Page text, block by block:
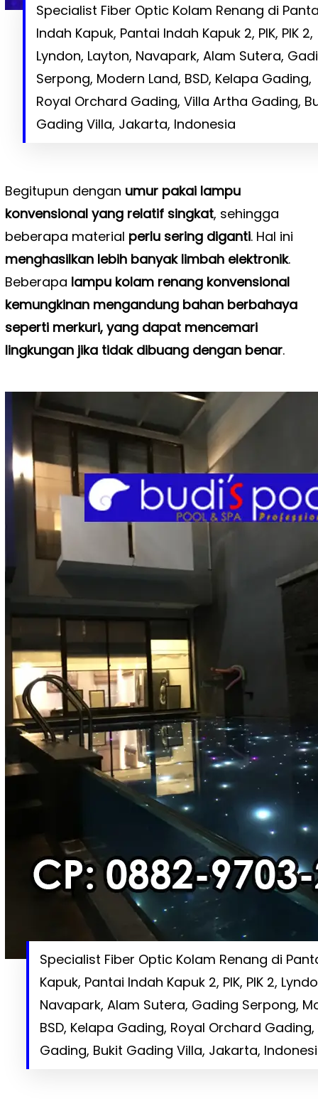
Specialist Fiber Optic Kolam Renang di
Indah Kapuk, Pantai Indah Kapuk 2, PIK, PIK 2,
Lyndon, Layton, Navapark, Alam Sutera,
Serpong, Modern Land, BSD, Kelapa Gading,
Royal Orchard Gading, Villa Artha Gading,
Gading Villa, Jakarta, Indonesia
Begitupun dengan umur pakai lampu
konvensional yang relatif singkat, sehingga
beberapa material perlu sering diganti. Hal ini
menghasilkan lebih banyak limbah elektronik.
Beberapa lampu kolam renang konvensional
kemungkinan mengandung bahan berbahaya
seperti merkuri, yang dapat mencemari
lingkungan jika tidak dibuang dengan benar.
Specialist Fiber Optic Kolam Renang di
Kapuk, Pantai Indah Kapuk 2, PIK, PIK 2,
Navapark, Alam Sutera, Gading Serpong,
BSD, Kelapa Gading, Royal Orchard
Gading, Bukit Gading Villa, Jakarta,